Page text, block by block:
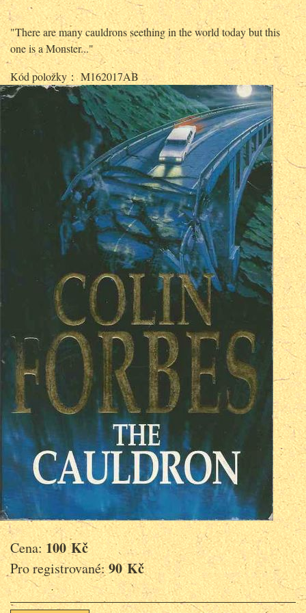
"There are many cauldrons seething in the world today but this
one is a Monster..."
Kód položky： M162017AB
Cena:100 Kč
Pro registrované:90 Kč